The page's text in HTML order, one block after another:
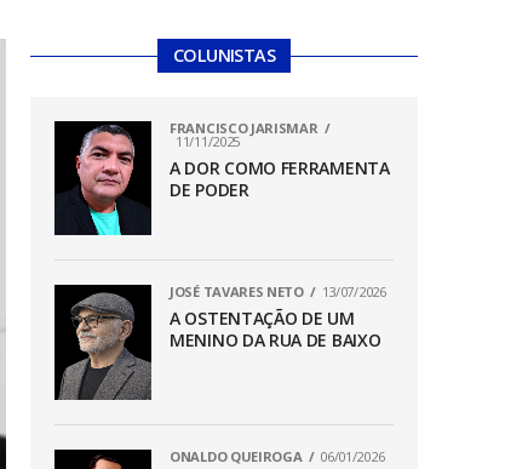
COLUNISTAS
FRANCISCO JARISMAR
11/11/2025
A DOR COMO FERRAMENTA
DE PODER
JOSÉ TAVARES NETO 13/07/2026
A OSTENTAÇÃO DE UM
MENINO DA RUA DE BAIXO
ONALDO QUEIROGA 06/01/2026